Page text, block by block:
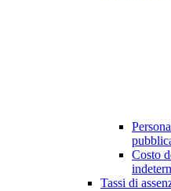
Costo
Tassi di